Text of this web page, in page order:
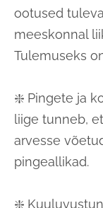
ootused
meeskonnal
Tulemuseks
❇️ Pingete ja
liige tunneb,
arvesse
pingeallikad.
❇️